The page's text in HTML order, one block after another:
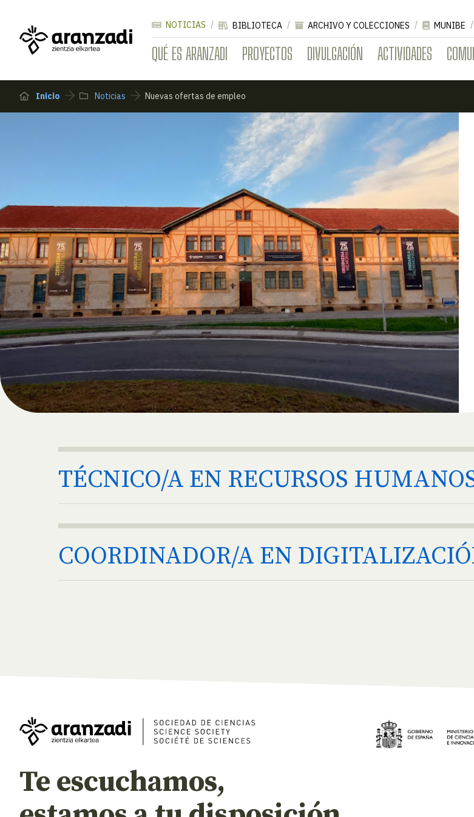
QUÉ ES ARANZADI PROYECTOS DIVULGACIÓN ACTIVIDADES
NOTICIAS BIBLIOTECA ARCHIVO Y COLECCIONES MUNIBE
Inicio Noticias Nuevas ofertas de empleo
TÉCNICO/A EN RECURSOS
COORDINADOR/A EN
Te escuchamos,